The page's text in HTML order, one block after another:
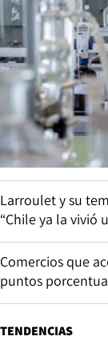
Larroulet y su
“Chile ya la vivió
Comercios que
puntos
TENDENCIAS